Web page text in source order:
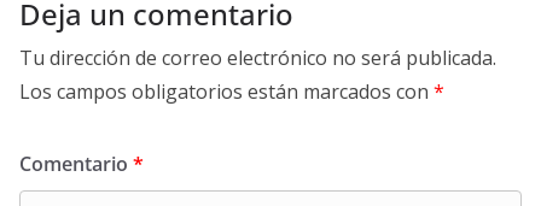
Deja un comentario
Tu dirección de correo electrónico no será publicada.
Los campos obligatorios están marcados con *
Comentario *